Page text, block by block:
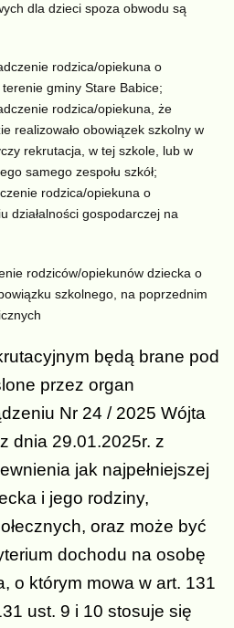
dla dzieci spoza obwodu są
rodzica/opiekuna o
gminy Stare Babice;
rodzica/opiekuna, że
realizowało obowiązek szkolny w
rekrutacja, w tej szkole, lub w
samego zespołu szkół;
rodzica/opiekuna o
działalności gospodarczej na
rodziców/opiekunów dziecka o
szkolnego, na poprzednim
będą brane pod
przez organ
Nr 24 / 2025 Wójta
dnia 29.01.2025r. z
jak najpełniejszej
i jego rodziny,
oraz może być
dochodu na osobę
o którym mowa w art. 131
ust. 9 i 10 stosuje się